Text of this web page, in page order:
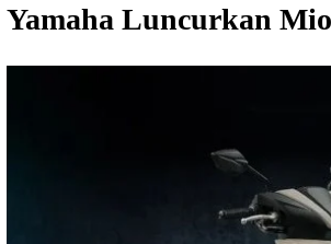
Yamaha Luncurkan